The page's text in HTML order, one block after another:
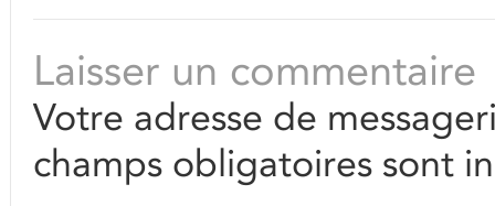
Laisser un commentaire
Votre adresse de
champs obligatoires sont